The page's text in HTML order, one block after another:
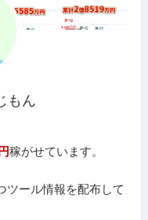
もん
稼がせています。
ツール情報を配布して